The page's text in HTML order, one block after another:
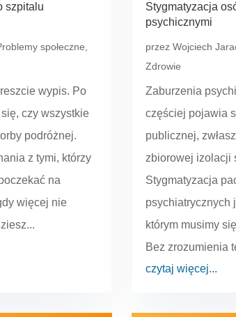
szpitalu
społeczne
wypis. Po
czy wszystkie
podróżnej.
z tymi, którzy
na
więcej nie
Stygmatyzacja
psychicznymi
przez Wojciech
Zdrowie
Zaburzenia
częściej pojawia
publicznej,
zbiorowej izolacji
Stygmatyzacja
psychiatrycznych
którym musimy
Bez zrozumienia
czytaj więcej...